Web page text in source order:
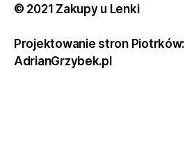
© 2021 Zakupy u Lenki
Projektowanie stron Piotrków:
AdrianGrzybek.pl